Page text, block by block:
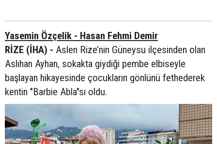
Yasemin Özçelik - Hasan Fehmi Demir
RİZE (İHA) - Aslen Rize’nin Güneysu ilçesinden olan
Aslıhan Ayhan, sokakta giydiği pembe elbiseyle
başlayan hikayesinde çocukların gönlünü fethederek
kentin "Barbie Abla"sı oldu.